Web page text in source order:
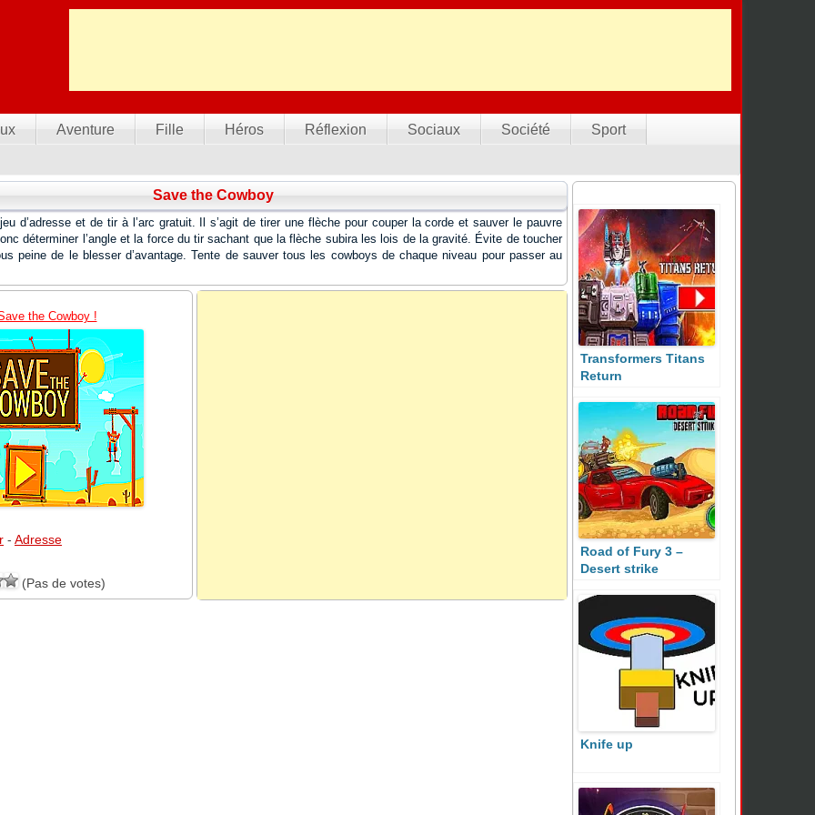
Aventure Fille Héros Réflexion Sociaux Société Sport
Save the Cowboy
d’adresse et de tir à l’arc gratuit. Il s’agit de tirer une flèche pour couper la corde et sauver le pauvre
déterminer l’angle et la force du tir sachant que la flèche subira les lois de la gravité. Évite de toucher
peine de le blesser d’avantage. Tente de sauver tous les cowboys de chaque niveau pour passer au
the Cowboy !
- Adresse
(Pas de votes)
Transformers Titans
Return
Road of Fury 3 –
Desert strike
Knife up